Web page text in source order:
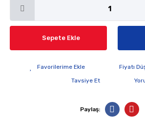
Sepete Ekle
Fiyatı
Tavsiye Et
Paylaş: